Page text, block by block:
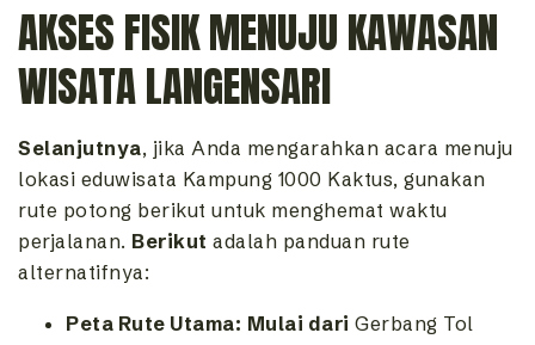
AKSES FISIK MENUJU KAWASAN
WISATA LANGENSARI
Selanjutnya, jika Anda mengarahkan acara menuju
lokasi eduwisata Kampung 1000 Kaktus, gunakan
rute potong berikut untuk menghemat waktu
perjalanan. Berikut adalah panduan rute
alternatifnya:
Peta Rute Utama: Mulai dari Gerbang Tol